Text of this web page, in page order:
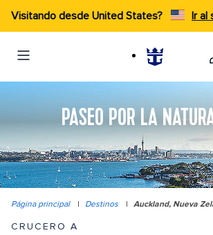
Visitando desde United States? Ir al
PASEO POR LA
Página principal | Destinos | Auckland, Nueva
CRUCERO A